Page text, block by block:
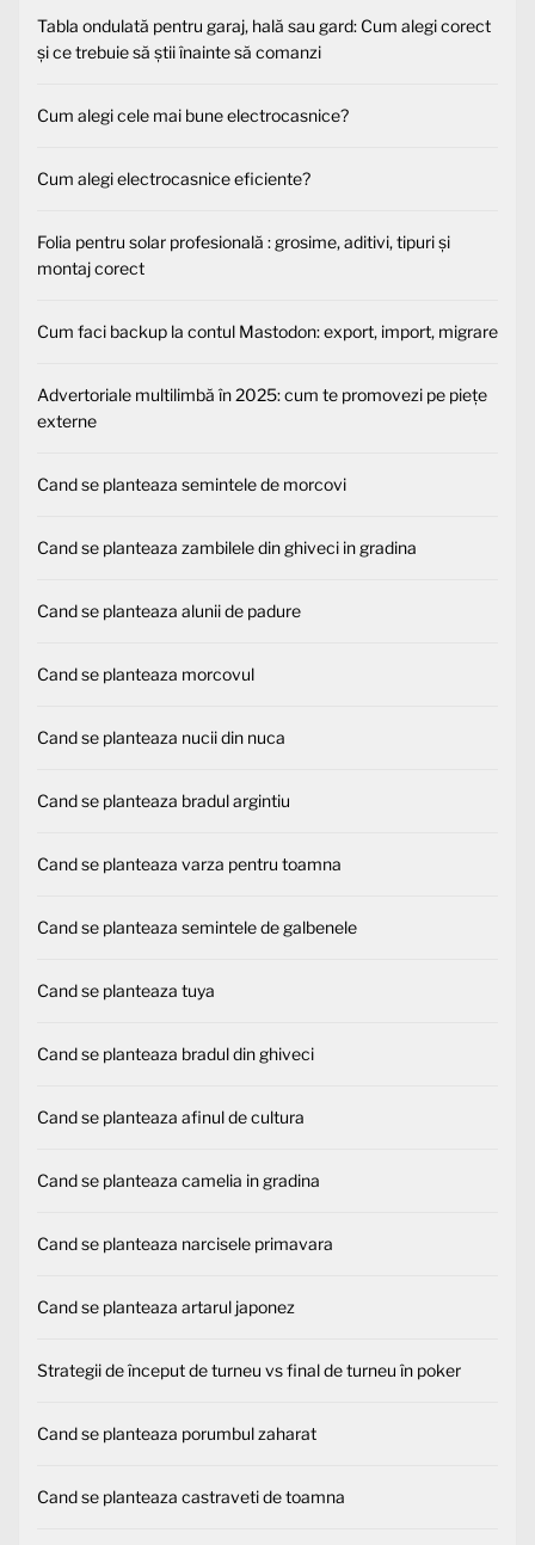
Tabla ondulată pentru garaj, hală sau gard: Cum alegi corect
și ce trebuie să știi înainte să comanzi
Cum alegi cele mai bune electrocasnice?
Cum alegi electrocasnice eficiente?
Folia pentru solar profesională : grosime, aditivi, tipuri și
montaj corect
Cum faci backup la contul Mastodon: export, import, migrare
Advertoriale multilimbă în 2025: cum te promovezi pe piețe
externe
Cand se planteaza semintele de morcovi
Cand se planteaza zambilele din ghiveci in gradina
Cand se planteaza alunii de padure
Cand se planteaza morcovul
Cand se planteaza nucii din nuca
Cand se planteaza bradul argintiu
Cand se planteaza varza pentru toamna
Cand se planteaza semintele de galbenele
Cand se planteaza tuya
Cand se planteaza bradul din ghiveci
Cand se planteaza afinul de cultura
Cand se planteaza camelia in gradina
Cand se planteaza narcisele primavara
Cand se planteaza artarul japonez
Strategii de început de turneu vs final de turneu în poker
Cand se planteaza porumbul zaharat
Cand se planteaza castraveti de toamna